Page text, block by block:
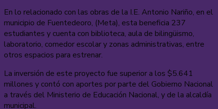
En lo relacionado con las obras de la I.E. Antonio Nariño, en el
municipio de Fuentedeoro, (Meta), esta beneficia 237
estudiantes y cuenta con biblioteca, aula de bilingüismo,
laboratorio, comedor escolar y zonas administrativas, entre
otros espacios para estrenar.
La inversión de este proyecto fue superior a los $5.641
millones y contó con aportes por parte del Gobierno Nacional
a través del Ministerio de Educación Nacional, y de la alcaldía
municipal.